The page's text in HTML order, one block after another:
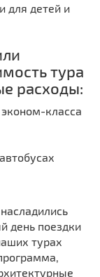
для детей и
тура
расходы:
класса
день поездки
турах